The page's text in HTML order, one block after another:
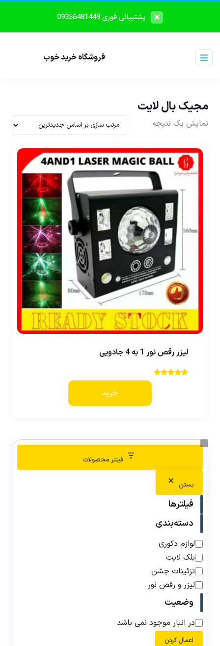
پشتیبانی فوری 09356481449
فروشگاه خرید خوب
مجیک بال لایت
نمایش یک نتیجه
لیزر رقص نور 1 به 4 جادویی
خرید
فیلتر محصولات
بستن
فیلترها
دسته‌بندی
لوازم دکوری
بلک لایت
تزئینات جشن
لیزر و رقص نور
وضعیت
در انبار موجود نمی باشد
اعمال کردن